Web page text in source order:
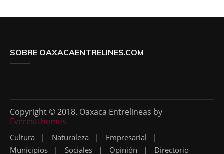
SOBRE OAXACAENTRELINES.COM
Copyright © 2018. Oaxaca Entrelineas by
Everestthemes
Cultura Naturaleza
Empresarial
Municipios
Sociales Opinión Directorio